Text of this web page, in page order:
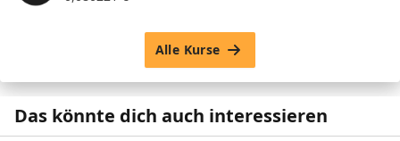
Alle Kurse
Das könnte dich auch interessieren